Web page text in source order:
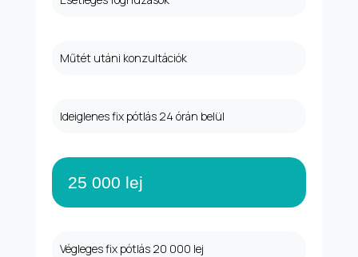
Műtét utáni konzultációk
Ideiglenes fix pótlás 24 órán belül
25 000 lej
Végleges fix pótlás 20 000 lej